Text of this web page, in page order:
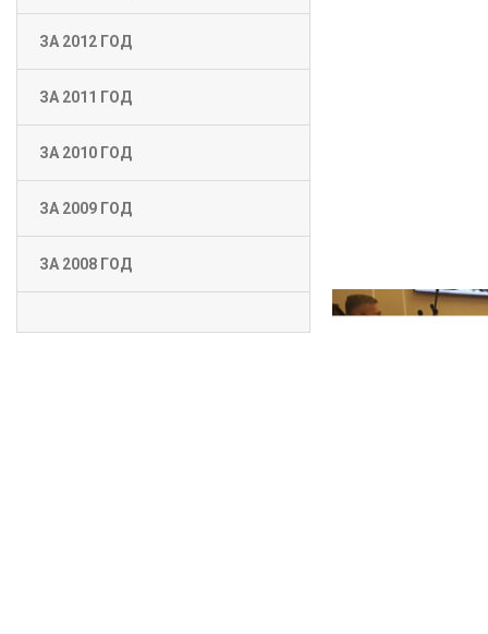
ЗА 2012 ГОД
ЗА 2011 ГОД
ЗА 2010 ГОД
ЗА 2009 ГОД
ЗА 2008 ГОД